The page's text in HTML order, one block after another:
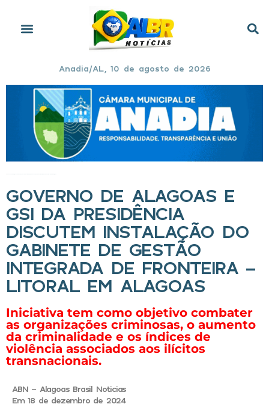
Anadia/AL, 10 de agosto de 2026
GOVERNO DE ALAGOAS E
GSI DA PRESIDÊNCIA
DISCUTEM INSTALAÇÃO DO
GABINETE DE GESTÃO
INTEGRADA DE FRONTEIRA –
LITORAL EM ALAGOAS
Iniciativa tem como objetivo combater
as organizações criminosas, o aumento
da criminalidade e os índices de
violência associados aos ilícitos
transnacionais.
ABN - Alagoas Brasil Noticias
Em 18 de dezembro de 2024